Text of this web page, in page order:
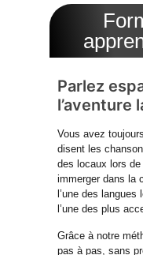
Parlez
l’aventure
Vous avez
disent les
des locaux lors
immerger dans la
l’une des
l’une des plus
Grâce à notre
pas à pas, sans